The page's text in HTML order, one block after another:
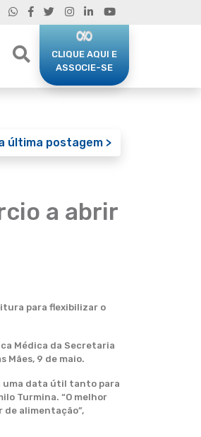
CLIQUE AQUI E
ASSOCIE-SE
última postagem >
a abrir
para flexibilizar o
Médica da Secretaria
Mães, 9 de maio.
uma data útil tanto para
Turmina. “O melhor
de alimentação”,